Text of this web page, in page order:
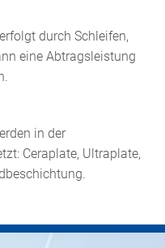
durch Schleifen,
eine Abtragsleistung
in der
Ceraplate, Ultraplate,